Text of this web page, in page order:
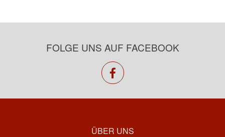
FOLGE UNS AUF FACEBOOK
facebook
ÜBER UNS